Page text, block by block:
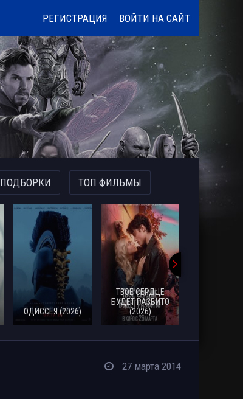
РЕГИСТРАЦИЯ ВОЙТИ НА САЙТ
ПОДБОРКИ ТОП ФИЛЬМЫ
ОДИССЕЯ (2026)
ТВОЕ СЕРДЦЕ
БУДЕТ РАЗБИТО
(2026)
27 марта 2014